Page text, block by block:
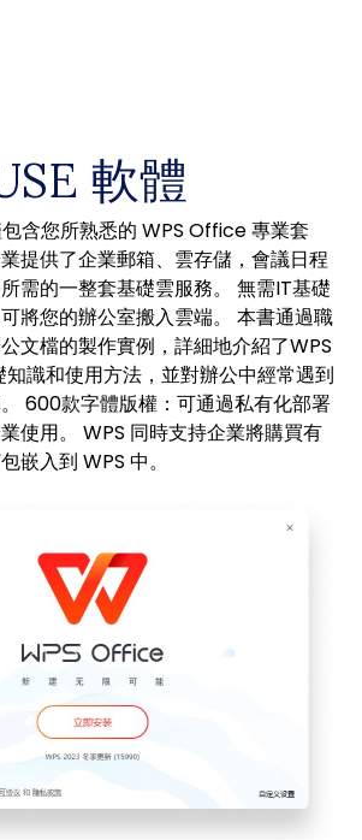
軟體
含您所熟悉的 WPS Office 專業套
提供了企業郵箱、雲存儲，會議日程
需的一整套基礎雲服務。 無需IT基礎
將您的辦公室搬入雲端。 本書通過職
文檔的製作實例，詳細地介紹了WPS
識和使用方法，並對辦公中經常遇到
600款字體版權：可通過私有化部署
使用。 WPS 同時支持企業將購買有
嵌入到 WPS 中。